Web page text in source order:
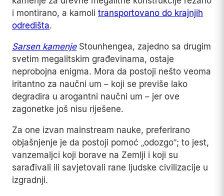
i montirano, a kamoli transportovano do krajnjih
odredišta.
Sarsen kamenjeStounhengea, zajedno sa drugim
svetim megalitskim građevinama, ostaje
neprobojna enigma. Mora da postoji nešto veoma
iritantno za naučni um – koji se previše lako
degradira u arogantni naučni um – jer ove
zagonetke još nisu riješene.
Za one izvan mainstream nauke, preferirano
objašnjenje je da postoji pomoć „odozgo”; to jest,
vanzemaljci koji borave na Zemlji i koji su
sarađivali ili savjetovali rane ljudske civilizacije u
izgradnji.